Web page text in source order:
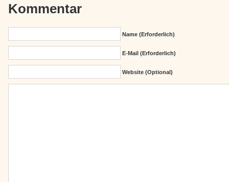
Kommentar
Name (erforderlich)
E-Mail (erforderlich)
Website (Optional)